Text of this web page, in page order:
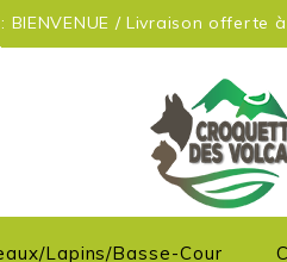
/ Livraison offerte
Lapins/Basse-Cour